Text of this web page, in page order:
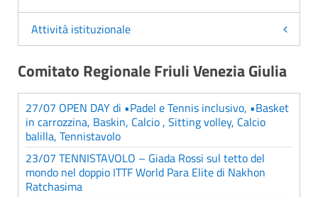
Attività istituzionale
Comitato Regionale Friuli Venezia Giulia
27/07 OPEN DAY di •Padel e Tennis inclusivo, •Basket
in carrozzina, Baskin, Calcio , Sitting volley, Calcio
balilla, Tennistavolo
23/07 TENNISTAVOLO – Giada Rossi sul tetto del
mondo nel doppio ITTF World Para Elite di Nakhon
Ratchasima